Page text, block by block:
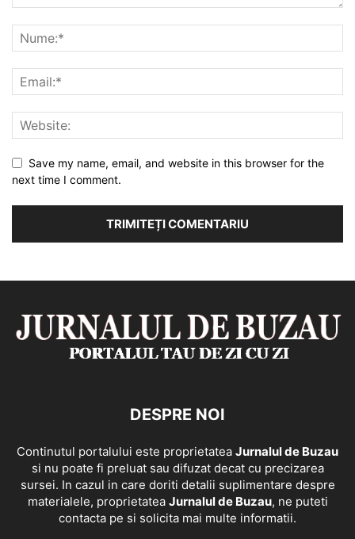
Save my name, email, and website in this browser for the
next time I comment.
DESPRE NOI
Continutul portalului este proprietatea Jurnalul de Buzau
si nu poate fi preluat sau difuzat decat cu precizarea
sursei. In cazul in care doriti detalii suplimentare despre
materialele, proprietatea Jurnalul de Buzau, ne puteti
contacta pe si solicita mai multe informatii.